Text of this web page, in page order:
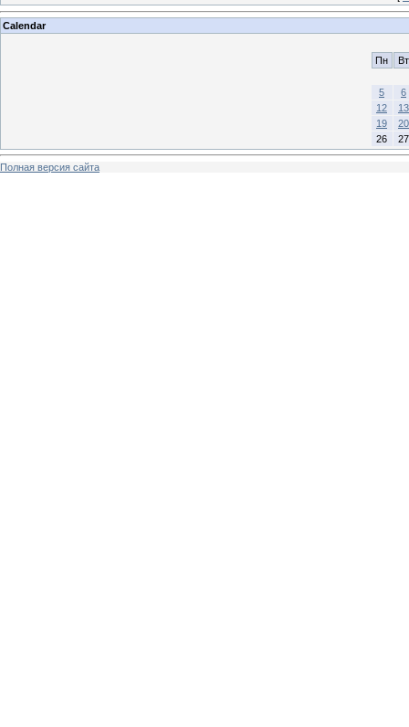
Calendar
Пн Вт
5
6
12
13
19
20
26
27
Полная версия сайта